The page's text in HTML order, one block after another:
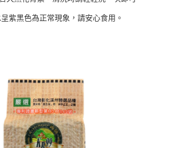
紫黑色為正常現象，請安心食用。